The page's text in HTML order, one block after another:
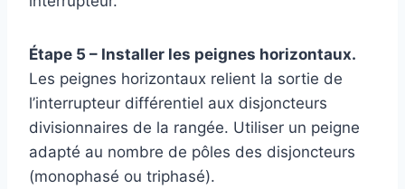
Étape 5 – Installer les peignes horizontaux.
Les peignes horizontaux relient la sortie de
l’interrupteur différentiel aux disjoncteurs
divisionnaires de la rangée. Utiliser un peigne
adapté au nombre de pôles des disjoncteurs
(monophasé ou triphasé).